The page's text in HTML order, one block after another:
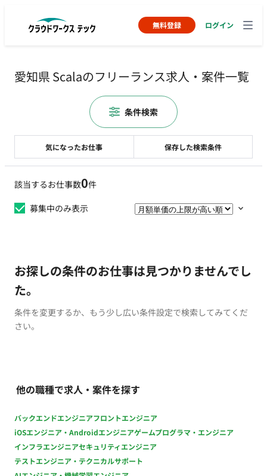
無料登録 ログイン
愛知県 Scalaのフリーランス求人・案件一覧
該当するお仕事数0件
募集中のみ表示
お探しの条件のお仕事は見つかりませんでし
た。
条件を変更するか、もう少し広い条件設定で検索してみてくだ
さい。
他の職種で求人・案件を探す
バックエンドエンジニアフロントエンジニア
iOSエンジニア・Androidエンジニアゲームプログラマ・エンジニア
インフラエンジニアセキュリティエンジニア
テストエンジニア・テクニカルサポート
気になったお仕事 保存した検索条件
条件検索